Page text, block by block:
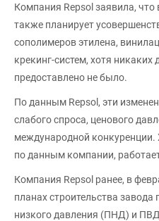
Компания Repsol заявила, что
также планирует
сополимеров этилена,
крекинг-систем, хотя
предоставлено не было.
По данным Repsol, эти
слабого спроса, ценового
международной
по данным компании,
Компания Repsol ранее, в
планах строительства завода
низкого давления (ПНД) и